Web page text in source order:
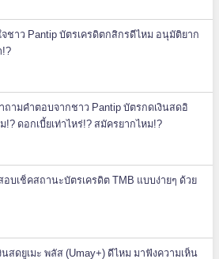
จชาว Pantip บัตรเครดิตกสิกรดีไหม อนุมัติยาก
!?
ถามคำตอบจากชาว Pantip บัตรกดเงินสดอิ
!? ดอกเบี้ยเท่าไหร่!? สมัครยากไหม!?
อบเช็คสถานะบัตรเครดิต TMB แบบง่ายๆ ด้วย
นสดยูเมะ พลัส (Umay+) ดีไหม มาฟังความเห็น